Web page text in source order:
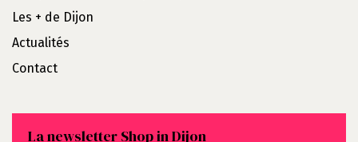
Les + de Dijon
Actualités
Contact
La newsletter Shop in Dijon